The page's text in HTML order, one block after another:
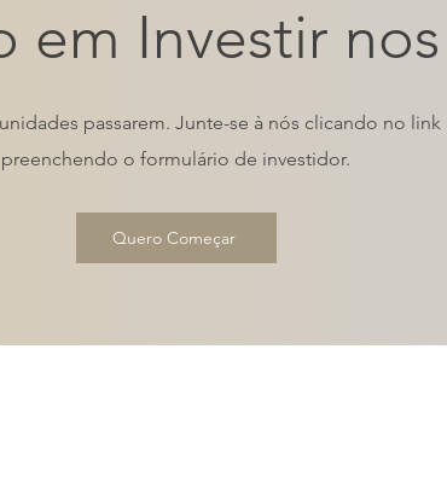
em Investir
passarem. Junte-se à nós clicando no link
preenchendo o formulário de investidor.
Quero Começar